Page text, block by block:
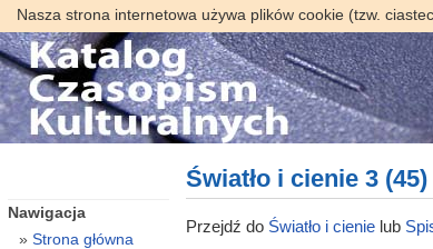
Nasza strona internetowa używa plików cookie (tzw.
Światło i cienie 3 (45)
Przejdź do Światło i cienie lub
Nawigacja
Strona główna